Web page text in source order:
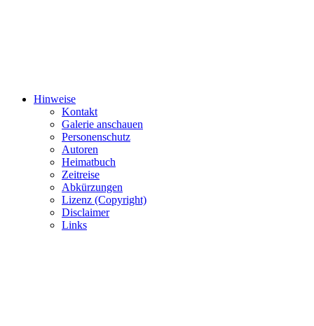
Hinweise
Kontakt
Galerie anschauen
Personenschutz
Autoren
Heimatbuch
Zeitreise
Abkürzungen
Lizenz (Copyright)
Disclaimer
Links